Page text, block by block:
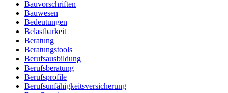
Bauvorschriften
Bauwesen
Bedeutungen
Belastbarkeit
Beratung
Beratungstools
Berufsausbildung
Berufsberatung
Berufsprofile
Berufsunfähigkeitsversicherung